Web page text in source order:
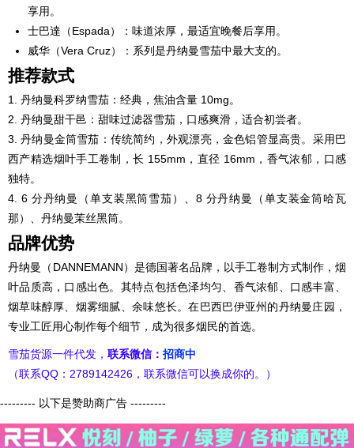
享用。
士巴達（Espada）：味道浓厚，最适宜晚餐后享用。
威华（Vera Cruz）：系列是丹纳曼雪茄中最大支的。
推荐款式
1. 丹纳曼科罗纳雪茄：经典，焦油含量 10mg。
2. 丹纳曼甜干邑：甜味过滤器雪茄，口感爽滑，适合初尝者。
3. 丹纳曼金筒雪茄：传统简约，外观漂亮，金色铝管显高贵。采用巴
西产精选烟叶手工卷制，长 155mm，直径 16mm，香气浓郁，口感
独特。
4. 6 分丹纳曼（单支装黑筒雪茄）、8 分丹纳曼（单支装金筒哈瓦
那）、丹纳曼茉丝黑筒。
品牌优势
丹纳曼（DANNEMANN）是德国著名品牌，以手工卷制方式制作，烟
叶品质高，口感出色。其特点包括色泽均匀、香气浓郁、口感丰富、
烟草味醇厚、烟雾细腻、余味悠长。在巴西巴伊亚州的丹纳曼庄园，
专业工匠用心制作每个细节，成为很多烟民的首选。
雪茄货源一件代发， 联系微信： 招商中
（联系QQ：2789142426，联系微信可以换成你的。）
--------- 以下是赞助商广告 ---------